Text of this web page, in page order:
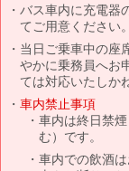
バス車内に充電器
てご用意ください。
当日ご乗車中の座
やかに乗務員へお
ては対応いたしか
車内禁止事項
車内は終日禁
む）です。
車内での飲酒